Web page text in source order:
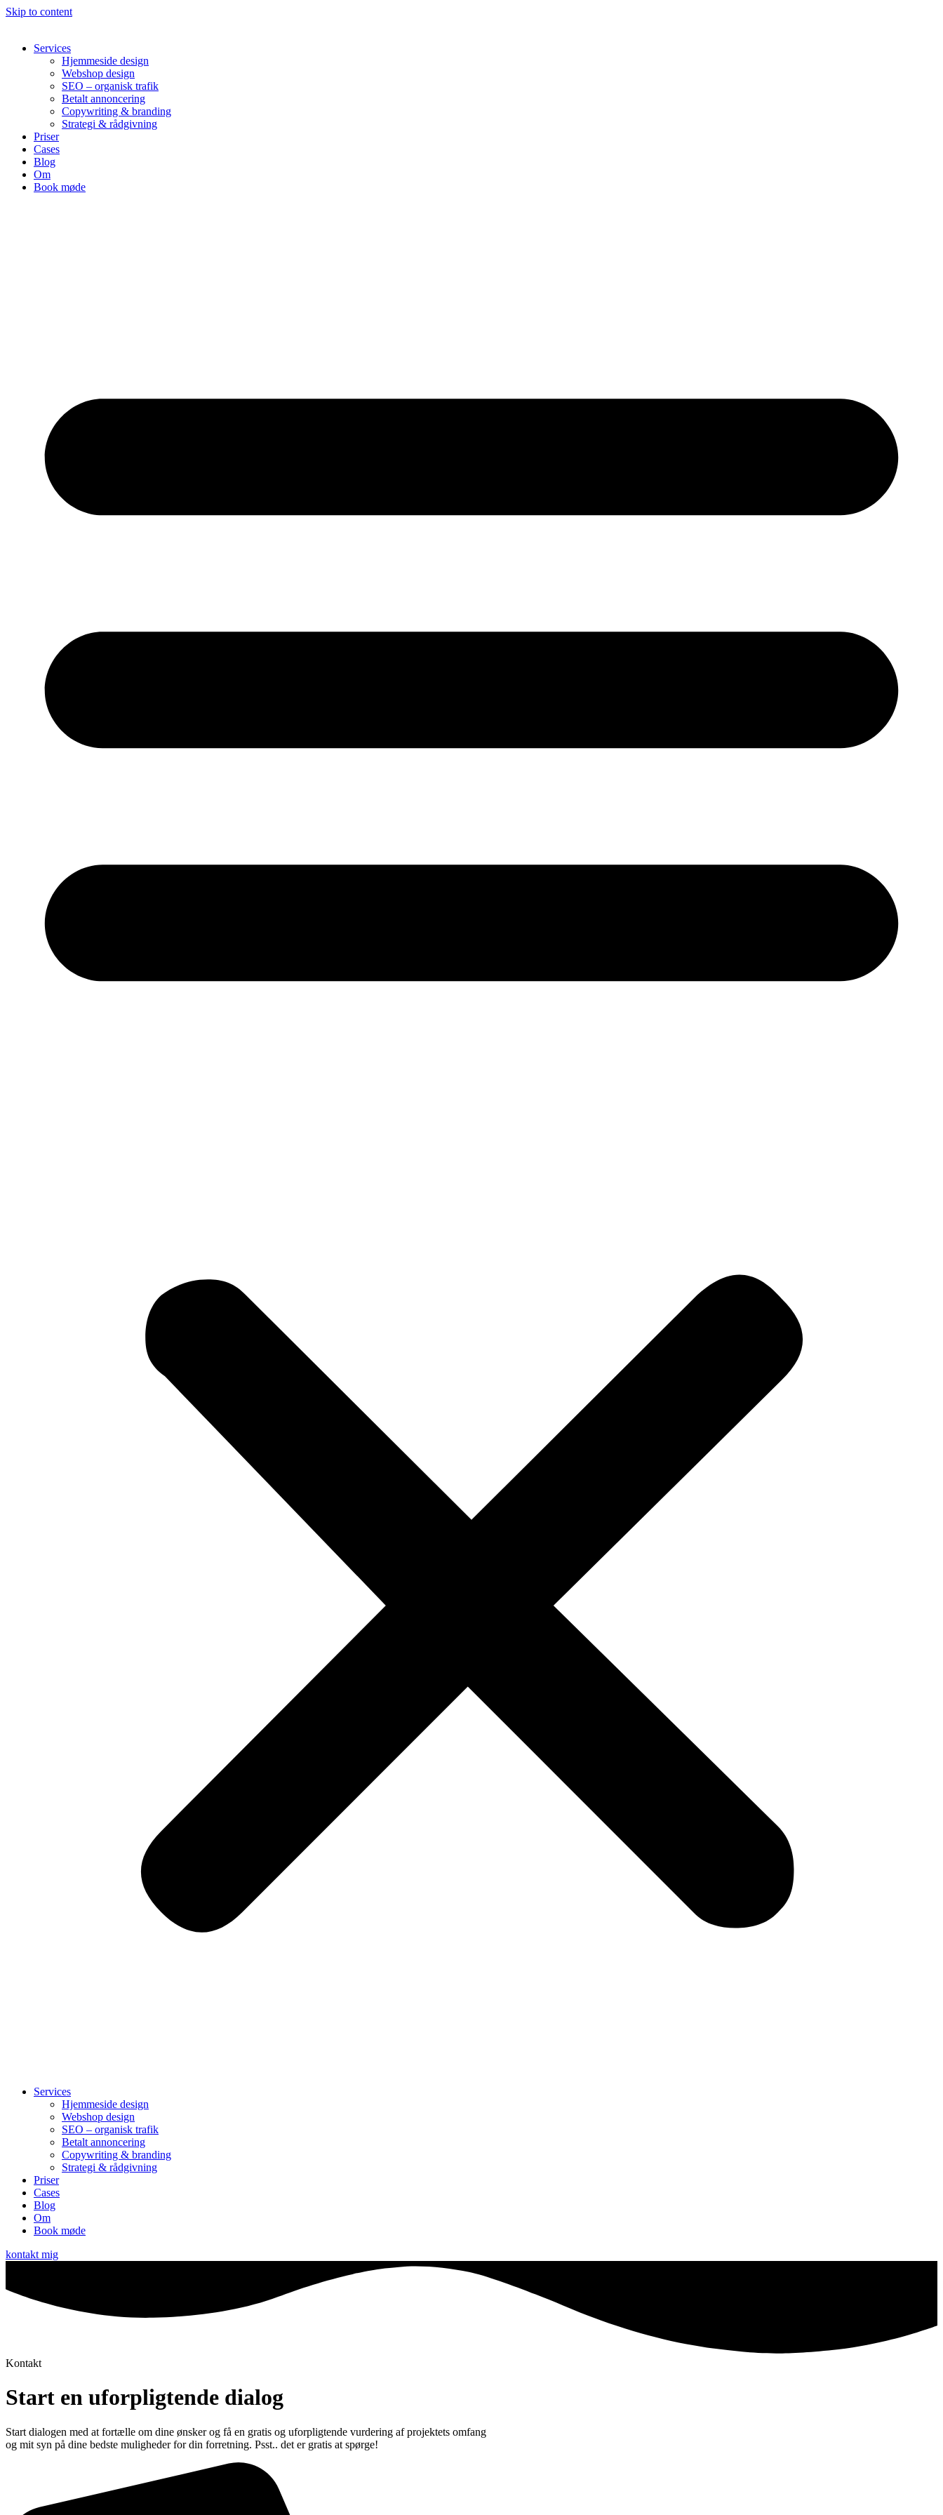
Skip to content
Services
Hjemmeside design
Webshop design
SEO – organisk trafik
Betalt annoncering
Copywriting & branding
Strategi & rådgivning
Priser
Cases
Blog
Om
Book møde
Services
Hjemmeside design
Webshop design
SEO – organisk trafik
Betalt annoncering
Copywriting & branding
Strategi & rådgivning
Priser
Cases
Blog
Om
Book møde
kontakt mig
Kontakt
Start en uforpligtende dialog
Start dialogen med at fortælle om dine ønsker og få en gratis og uforpligtende vurdering af projektets omfang
og mit syn på dine bedste muligheder for din forretning. Psst.. det er gratis at spørge!